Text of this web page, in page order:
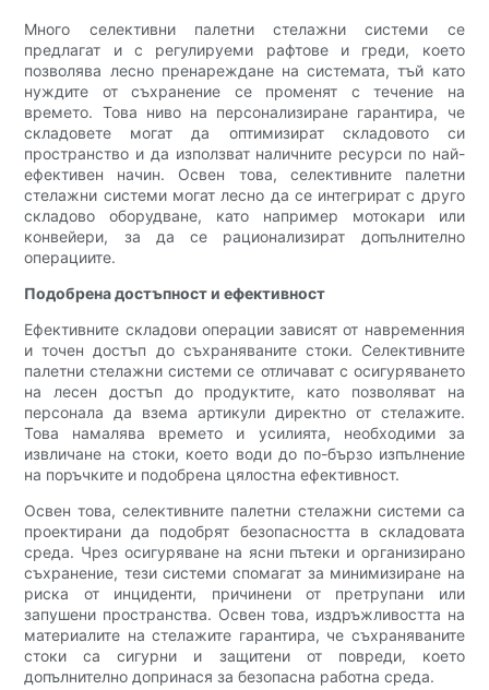
Много селективни палетни стелажни системи се
предлагат и с регулируеми рафтове и греди, което
позволява лесно пренареждане на системата, тъй като
нуждите от съхранение се променят с течение на
времето. Това ниво на персонализиране гарантира, че
складовете могат да оптимизират складовото си
пространство и да използват наличните ресурси по най-
ефективен начин. Освен това, селективните палетни
стелажни системи могат лесно да се интегрират с друго
складово оборудване, като например мотокари или
конвейери, за да се рационализират допълнително
операциите.
Подобрена достъпност и ефективност
Ефективните складови операции зависят от навременния
и точен достъп до съхраняваните стоки. Селективните
палетни стелажни системи се отличават с осигуряването
на лесен достъп до продуктите, като позволяват на
персонала да взема артикули директно от стелажите.
Това намалява времето и усилията, необходими за
извличане на стоки, което води до по-бързо изпълнение
на поръчките и подобрена цялостна ефективност.
Освен това, селективните палетни стелажни системи са
проектирани да подобрят безопасността в складовата
среда. Чрез осигуряване на ясни пътеки и организирано
съхранение, тези системи спомагат за минимизиране на
риска от инциденти, причинени от претрупани или
запушени пространства. Освен това, издръжливостта на
материалите на стелажите гарантира, че съхраняваните
стоки са сигурни и защитени от повреди, което
допълнително допринася за безопасна работна среда.